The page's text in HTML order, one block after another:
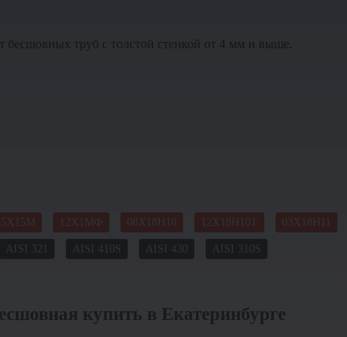
бесшовных труб с толстой стенкой от 4 мм и выше.
15Х15М 12Х1МФ 08Х18Н10 12Х18Н10Т 03Х18Н11
AISI 321 AISI 410S AISI 430 AISI 310S
купить в Екатеринбурге